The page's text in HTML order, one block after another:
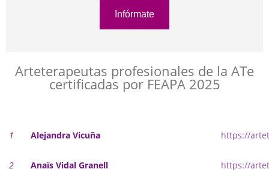
Estatutos ATe
Arteterapeutas Didactas
FEAPA Certificadas
Infórmate
Arteterapeutas profesionales de la ATe
certificadas por FEAPA 2025
1 Alejandra Vicuña https://
2 Anaïs Vidal Granell https://